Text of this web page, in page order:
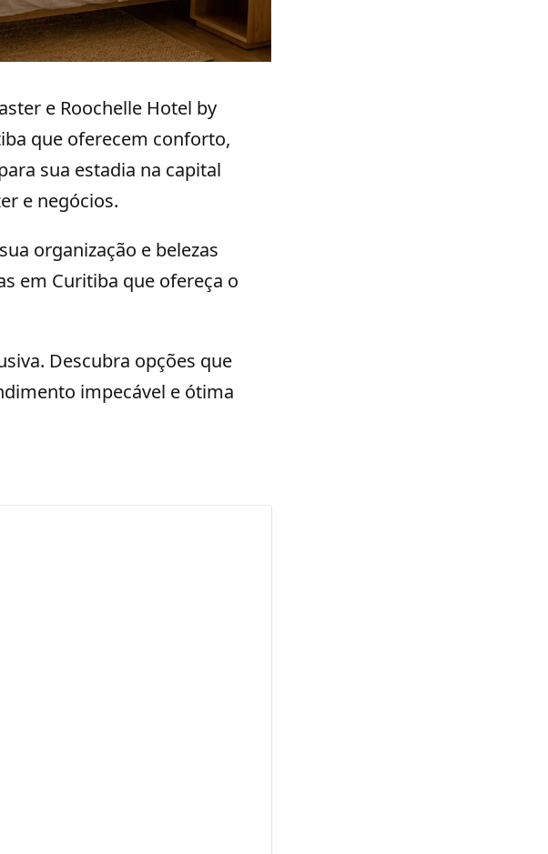
e Roochelle Hotel by
que oferecem conforto,
sua estadia na capital
e negócios.
organização e belezas
em Curitiba que ofereça o
Descubra opções que
impecável e ótima